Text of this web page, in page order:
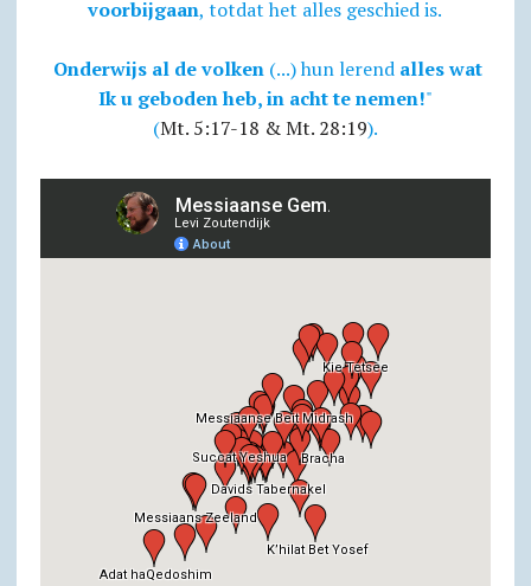
voorbijgaan, totdat het alles geschied is.
Onderwijs al de volken(...) hun lerend alles wat
Ik u geboden heb, in acht te nemen!"
(Mt. 5:17-18 & Mt. 28:19).